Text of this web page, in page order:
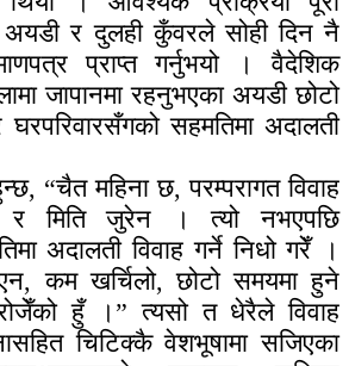
अयडी र दुलही कुँवरले सोही दिन नै
प्राप्त गर्नुभयो । वैदेशिक
जापानमा रहनुभएका अयडी छोटो
सहमतिमा अदालती
“चैत महिना छ, परम्परागत विवाह
र मिति जुरेन । त्यो नभएपछि
अदालती विवाह गर्ने निधो गरेँ ।
कम खर्चिलो, छोटो समयमा हुने
हुँ ।” त्यसो त धेरैले विवाह
चिटिक्कै वेशभूषामा सजिएका